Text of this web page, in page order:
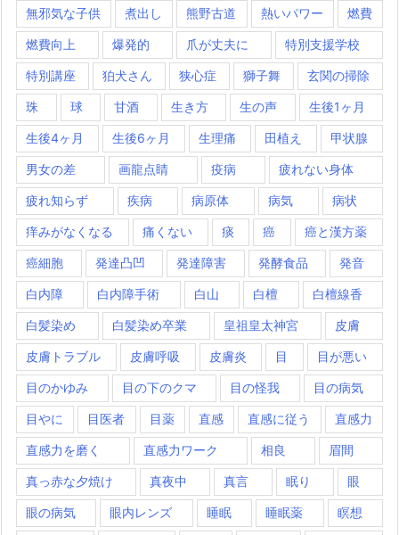
無邪気な子供 煮出し 熊野古道 熱いパワー 燃費
燃費向上 爆発的 爪が丈夫に 特別支援学校
特別講座 狛犬さん 狭心症 獅子舞 玄関の掃除
珠 球 甘酒 生き方 生の声 生後1ヶ月
生後4ヶ月 生後6ヶ月 生理痛 田植え 甲状腺
男女の差 画龍点睛 疫病 疲れない身体
疲れ知らず 疾病 病原体 病気 病状
痒みがなくなる 痛くない 痰 癌 癌と漢方薬
癌細胞 発達凸凹 発達障害 発酵食品 発音
白内障 白内障手術 白山 白檀 白檀線香
白髪染め 白髪染め卒業 皇祖皇太神宮 皮膚
皮膚トラブル 皮膚呼吸 皮膚炎 目 目が悪い
目のかゆみ 目の下のクマ 目の怪我 目の病気
目やに 目医者 目薬 直感 直感に従う 直感力
直感力を磨く 直感力ワーク 相良 眉間
真っ赤な夕焼け 真夜中 真言 眠り 眼
眼の病気 眼内レンズ 睡眠 睡眠薬 瞑想